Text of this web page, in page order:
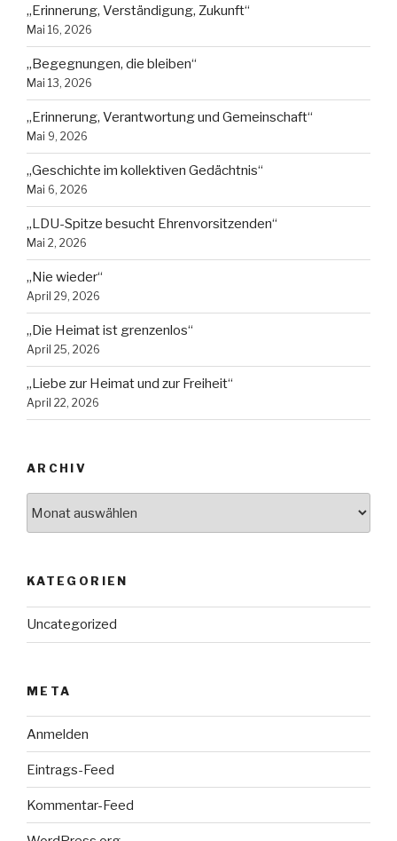
„Erinnerung, Verständigung, Zukunft“
Mai 16, 2026
„Begegnungen, die bleiben“
Mai 13, 2026
„Erinnerung, Verantwortung und Gemeinschaft“
Mai 9, 2026
„Geschichte im kollektiven Gedächtnis“
Mai 6, 2026
„LDU-Spitze besucht Ehrenvorsitzenden“
Mai 2, 2026
„Nie wieder“
April 29, 2026
„Die Heimat ist grenzenlos“
April 25, 2026
„Liebe zur Heimat und zur Freiheit“
April 22, 2026
ARCHIV
KATEGORIEN
Uncategorized
META
Anmelden
Eintrags-Feed
Kommentar-Feed